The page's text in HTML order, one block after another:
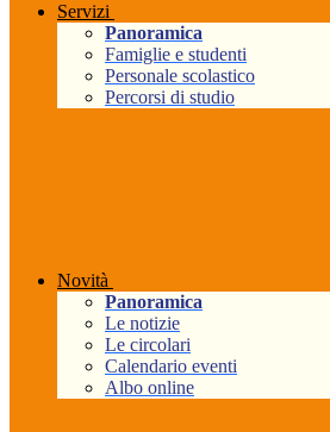
Servizi
Panoramica
Famiglie e studenti
Personale scolastico
Percorsi di studio
Novità
Panoramica
Le notizie
Le circolari
Calendario eventi
Albo online